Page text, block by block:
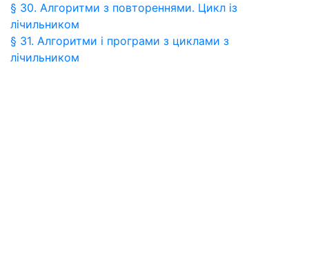
§ 30. Алгоритми з повтореннями. Цикл із
лічильником
§ 31. Алгоритми і програми з циклами з
лічильником